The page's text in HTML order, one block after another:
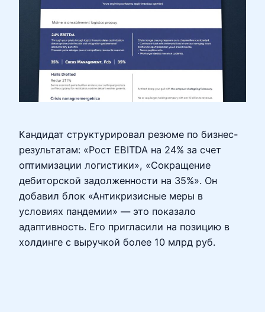
Кандидат структурировал резюме по бизнес-
результатам: «Рост EBITDA на 24% за счет
оптимизации логистики», «Сокращение
дебиторской задолженности на 35%». Он
добавил блок «Антикризисные меры в
условиях пандемии» — это показало
адаптивность. Его пригласили на позицию в
холдинге с выручкой более 10 млрд руб.